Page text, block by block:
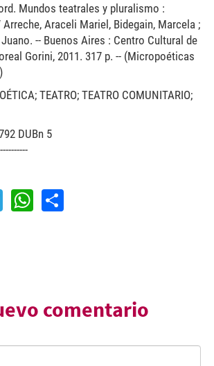
Mundos teatrales y pluralismo :
Araceli Mariel, Bidegain, Marcela ;
-- Buenos Aires : Centro Cultural de
Gorini, 2011. 317 p. -- (Micropoéticas
TEATRO; TEATRO COMUNITARIO;
DUBn 5
Telegram
WhatsApp
Share
comentario